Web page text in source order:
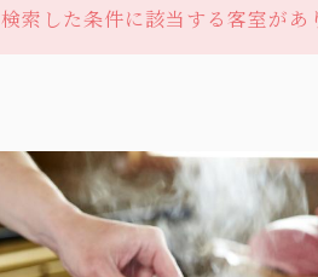
検索した条件に該当する客室があ